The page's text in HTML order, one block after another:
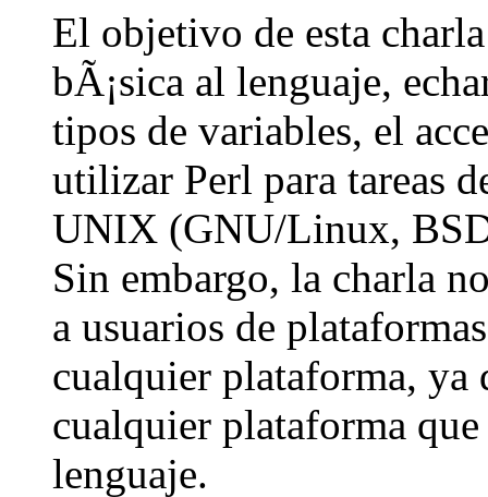
El objetivo de esta
bÃ¡sica al lenguaje,
tipos de variables, el
utilizar Perl para tareas
UNIX (GNU/Linux,
Sin embargo, la charla
a usuarios de
cualquier plataforma, ya
cualquier plataforma
lenguaje.